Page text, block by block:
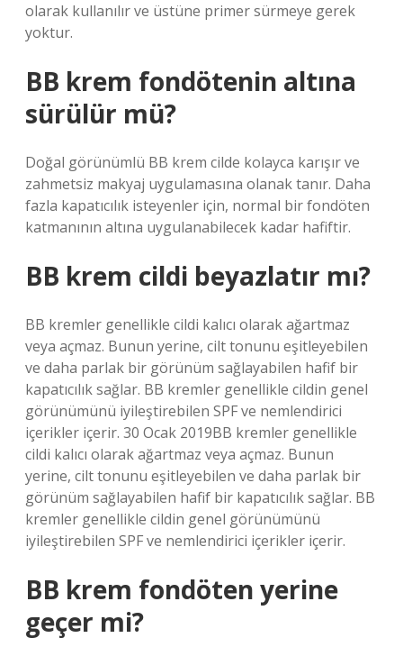
olarak kullanılır ve üstüne primer sürmeye gerek
yoktur.
BB krem fondötenin altına
sürülür mü?
Doğal görünümlü BB krem ​​cilde kolayca karışır ve
zahmetsiz makyaj uygulamasına olanak tanır. Daha
fazla kapatıcılık isteyenler için, normal bir fondöten
katmanının altına uygulanabilecek kadar hafiftir.
BB krem cildi beyazlatır mı?
BB kremler genellikle cildi kalıcı olarak ağartmaz
veya açmaz. Bunun yerine, cilt tonunu eşitleyebilen
ve daha parlak bir görünüm sağlayabilen hafif bir
kapatıcılık sağlar. BB kremler genellikle cildin genel
görünümünü iyileştirebilen SPF ve nemlendirici
içerikler içerir. 30 Ocak 2019BB kremler genellikle
cildi kalıcı olarak ağartmaz veya açmaz. Bunun
yerine, cilt tonunu eşitleyebilen ve daha parlak bir
görünüm sağlayabilen hafif bir kapatıcılık sağlar. BB
kremler genellikle cildin genel görünümünü
iyileştirebilen SPF ve nemlendirici içerikler içerir.
BB krem fondöten yerine
geçer mi?